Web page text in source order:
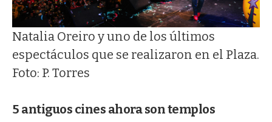
Natalia Oreiro y uno de los últimos
espectáculos que se realizaron en el Plaza.
Foto: P. Torres
5 antiguos cines ahora son templos